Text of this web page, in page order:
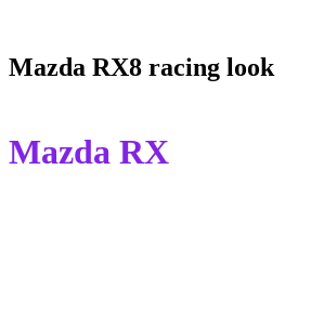
Mazda RX8 racing look
Mazda RX